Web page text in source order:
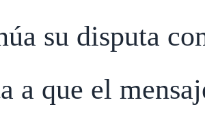
su disputa
a que el